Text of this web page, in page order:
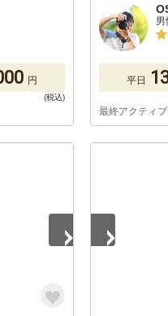
円 平日
最終アクティ